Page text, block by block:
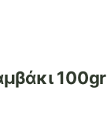
100gr